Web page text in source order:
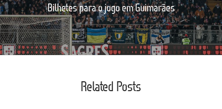
Bilhetes para o jogo em Guimarães
Related Posts